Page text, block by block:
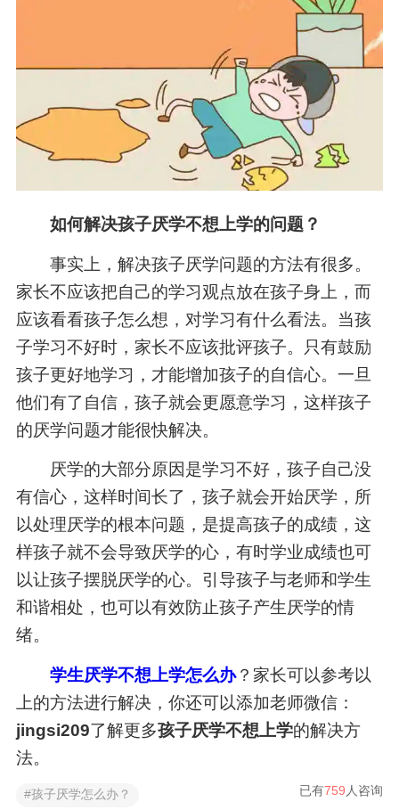
如何解决孩子厌学不想上学的问题？
事实上，解决孩子厌学问题的方法有很多。
家长不应该把自己的学习观点放在孩子身上，而
应该看看孩子怎么想，对学习有什么看法。当孩
子学习不好时，家长不应该批评孩子。只有鼓励
孩子更好地学习，才能增加孩子的自信心。一旦
他们有了自信，孩子就会更愿意学习，这样孩子
的厌学问题才能很快解决。
厌学的大部分原因是学习不好，孩子自己没
有信心，这样时间长了，孩子就会开始厌学，所
以处理厌学的根本问题，是提高孩子的成绩，这
样孩子就不会导致厌学的心，有时学业成绩也可
以让孩子摆脱厌学的心。引导孩子与老师和学生
和谐相处，也可以有效防止孩子产生厌学的情
绪。
学生厌学不想上学怎么办？家长可以参考以
上的方法进行解决，你还可以添加老师微信：
jingsi209了解更多孩子厌学不想上学的解决方
法。
#孩子厌学怎么办？ 已有759 人咨询